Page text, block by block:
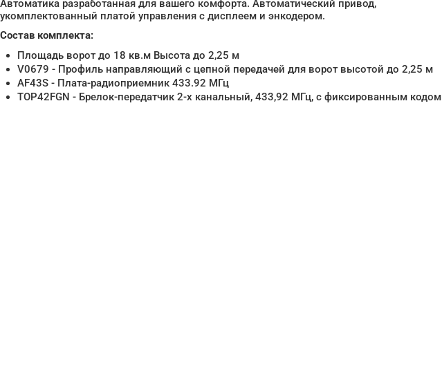
Автоматика разработанная для вашего комфорта. Автоматический привод,
укомплектованный платой управления с дисплеем и энкодером.
Состав комплекта:
Площадь ворот до 18 кв.м Высота до 2,25 м
V0679 - Профиль направляющий с цепной передачей для ворот высотой до 2,25 м
AF43S - Плата-радиоприемник 433.92 МГц
TOP42FGN - Брелок-передатчик 2-х канальный, 433,92 МГц, с фиксированным кодом